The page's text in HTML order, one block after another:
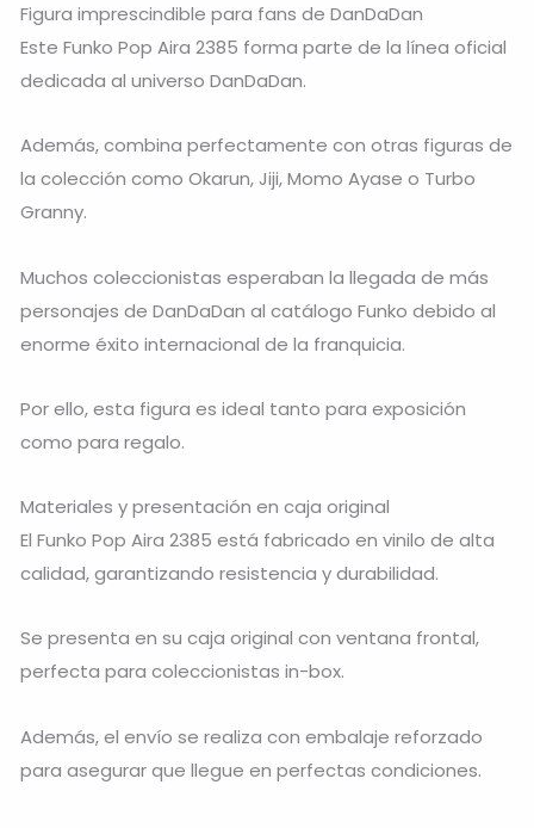
Figura imprescindible para fans de DanDaDan
Este Funko Pop Aira 2385 forma parte de la línea oficial
dedicada al universo DanDaDan.
Además, combina perfectamente con otras figuras de
la colección como Okarun, Jiji, Momo Ayase o Turbo
Granny.
Muchos coleccionistas esperaban la llegada de más
personajes de DanDaDan al catálogo Funko debido al
enorme éxito internacional de la franquicia.
Por ello, esta figura es ideal tanto para exposición
como para regalo.
Materiales y presentación en caja original
El Funko Pop Aira 2385 está fabricado en vinilo de alta
calidad, garantizando resistencia y durabilidad.
Se presenta en su caja original con ventana frontal,
perfecta para coleccionistas in-box.
Además, el envío se realiza con embalaje reforzado
para asegurar que llegue en perfectas condiciones.